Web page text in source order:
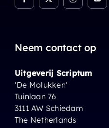
Neem contact op
Uitgeverij Scriptum
‘De Molukken’
Tuinlaan 76
3111 AW Schiedam
The Netherlands